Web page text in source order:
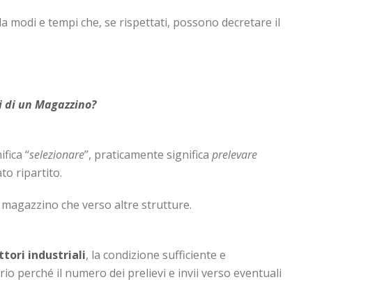
modi e tempi che, se rispettati, possono decretare il
un Magazzino?
“selezionare”, praticamente significa prelevare
ripartito.
che verso altre strutture.
industriali, la condizione sufficiente e
perché il numero dei prelievi e invii verso eventuali